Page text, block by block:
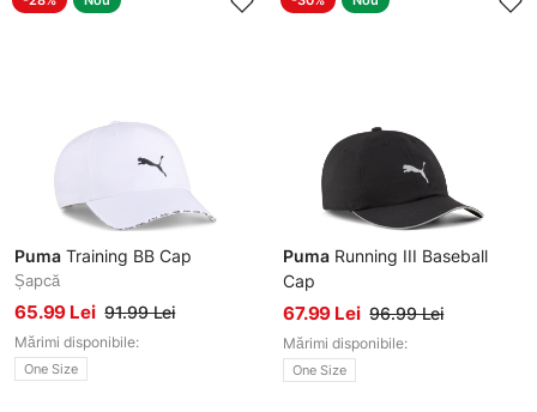
Puma Training BB Cap
Șapcă
65.99 Lei 91.99 Lei
Mărimi disponibile:
One Size
Puma Running III Baseball
Cap
Șapcă
67.99 Lei 96.99 Lei
Mărimi disponibile:
One Size